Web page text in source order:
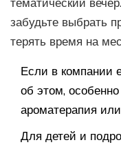
тематический
забудьте выбрать
терять время на
Если в компании
об этом,
ароматерапия
Для детей и